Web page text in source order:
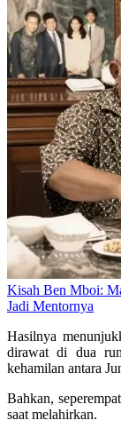
Kisah Ben Mboi:
Jadi Mentornya
Hasilnya
dirawat di dua
kehamilan antara
Bahkan,
saat melahirkan.